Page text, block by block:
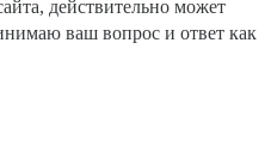
действительно может
ваш вопрос и ответ как